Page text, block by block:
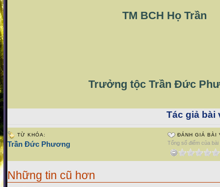
TM BCH Họ Trần
Trưởng tộc Trần Đức
Tác giả bài
TỪ KHÓA:
Trần Đức Phương
ĐÁNH GIÁ BÀI
Tổng số điểm của
Những tin cũ hơn